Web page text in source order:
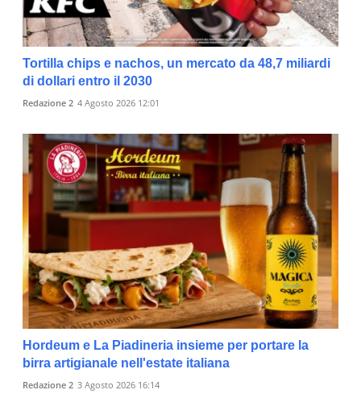
Tortilla chips e nachos, un mercato da 48,7 miliardi
di dollari entro il 2030
Redazione 2 4 Agosto 2026 12:01
Hordeum e La Piadineria insieme per portare la
birra artigianale nell'estate italiana
Redazione 2 3 Agosto 2026 16:14